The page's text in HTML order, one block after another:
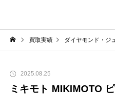
買取実績 ダイヤモンド・ジ
2025.08.25
ミキモト MIKIMOTO